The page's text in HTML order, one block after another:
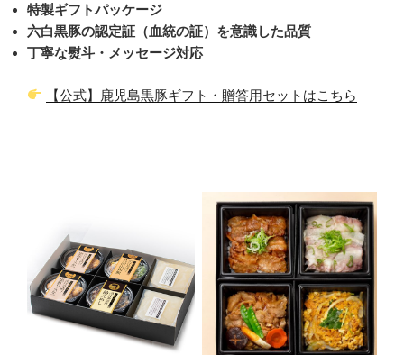
特製ギフトパッケージ
六白黒豚の認定証（血統の証）を意識した品質
丁寧な熨斗・メッセージ対応
【公式】鹿児島黒豚ギフト・贈答用セットはこちら